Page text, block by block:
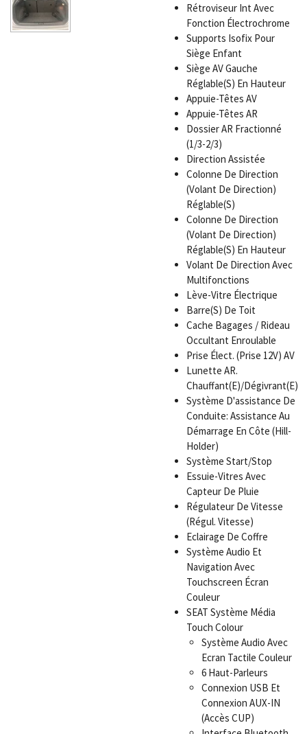
Rétroviseur Int Avec
Fonction Électrochrome
Supports Isofix Pour
Siège Enfant
Siège AV Gauche
Réglable(S) En Hauteur
Appuie-Têtes AV
Appuie-Têtes AR
Dossier AR Fractionné
(1/3-2/3)
Direction Assistée
Colonne De Direction
(Volant De Direction)
Réglable(S)
Colonne De Direction
(Volant De Direction)
Réglable(S) En Hauteur
Volant De Direction Avec
Multifonctions
Lève-Vitre Électrique
Barre(S) De Toit
Cache Bagages / Rideau
Occultant Enroulable
Prise Élect. (Prise 12V) AV
Lunette AR.
Chauffant(E)/Dégivrant(E)
Système D'assistance De
Conduite: Assistance Au
Démarrage En Côte (Hill-
Holder)
Système Start/Stop
Essuie-Vitres Avec
Capteur De Pluie
Régulateur De Vitesse
(Régul. Vitesse)
Eclairage De Coffre
Système Audio Et
Navigation Avec
Touchscreen Écran
Couleur
SEAT Système Média
Touch Colour
Système Audio Avec
Ecran Tactile Couleur
6 Haut-Parleurs
Connexion USB Et
Connexion AUX-IN
(Accès CUP)